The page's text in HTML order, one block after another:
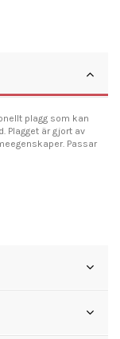
plagg som kan
Plagget är gjort av
Passar